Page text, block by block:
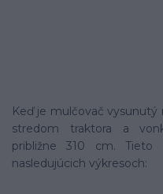
Keď je mulčovač
stredom traktora a
približne 310 cm.
nasledujúcich výkresoch: